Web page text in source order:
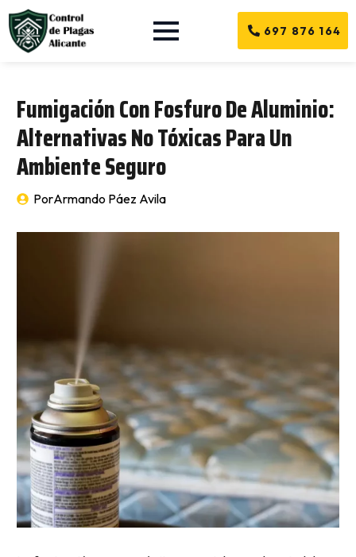
697 876 164
Fumigación Con Fosfuro De Aluminio:
Alternativas No Tóxicas Para Un
Ambiente Seguro
PorArmando Páez Avila